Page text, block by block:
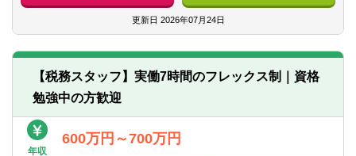
ていただける方
■明るくやる気のある方
【働き方について】
■月140時間勤務を基準に管理をしておりま
す（7時間×20日）
ほど業務時間が少なく、
■その他税理士補助業務
※ご志向次第で経験可能な業務内容の一例
1.税務申告サービス
2.会計・税務アドバイザリー
3.決算サポート・ディスクロージャー支援
4.M＆Aサポート
5.ストラクチャードファイナンス 等々
更新日 2026年07月24日
【税務スタッフ】実働7時間のフレックス制｜資格
勉強中の方歓迎
年収
600万円～700万円